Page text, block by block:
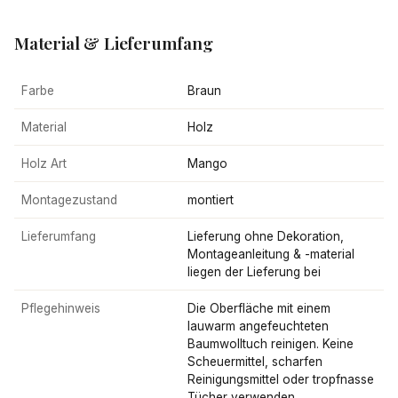
Material & Lieferumfang
Farbe Braun
Material Holz
Holz Art Mango
Montagezustand montiert
Lieferumfang
Lieferung ohne Dekoration,
Montageanleitung & -material
liegen der Lieferung bei
Pflegehinweis
Die Oberfläche mit einem
lauwarm angefeuchteten
Baumwolltuch reinigen. Keine
Scheuermittel, scharfen
Reinigungsmittel oder tropfnasse